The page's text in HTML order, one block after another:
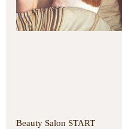
Beauty Salon START